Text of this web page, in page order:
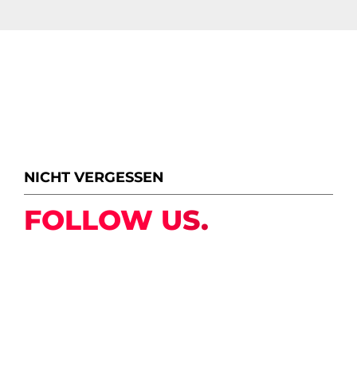
NICHT VERGESSEN
FOLLOW US.